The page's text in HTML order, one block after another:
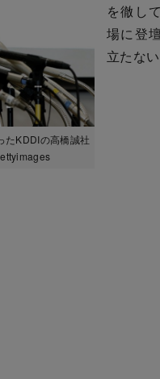
たKDDIの高橋誠社
を徹し
場に登
立たな